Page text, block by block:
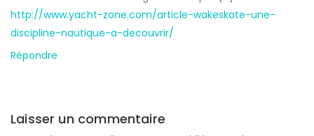
http://www.yacht-zone.com/article-wakeskate-une-
discipline-nautique-a-decouvrir/
Répondre
Laisser un commentaire